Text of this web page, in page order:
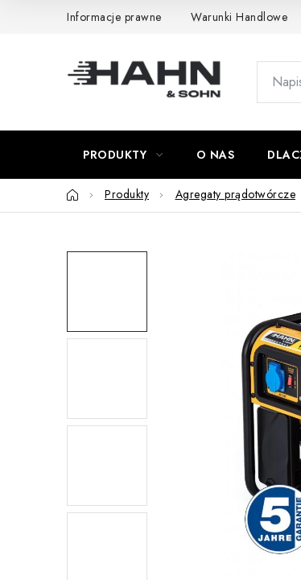
Informacje prawne Warunki Handlowe
PRODUKTY O NAS
HomeProdukty Agregaty prądotwórcze